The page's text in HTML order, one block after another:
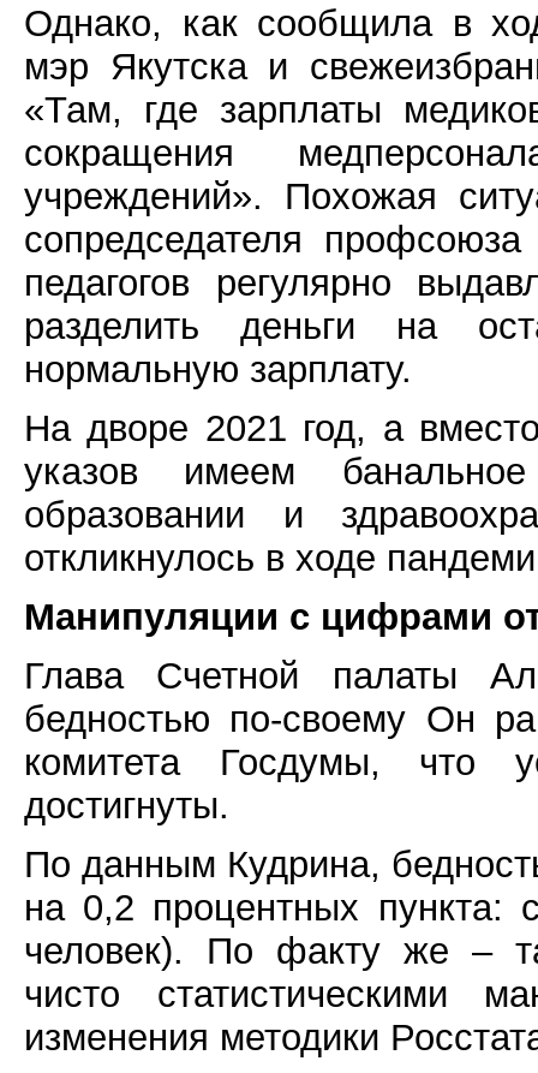
Однако, как сообщила в
мэр Якутска и
«Там, где зарплаты
сокращения
учреждений». Похожая
сопредседателя
педагогов регулярно
разделить деньги на
нормальную зарплату.
На дворе 2021 год, а
указов имеем
образовании и
откликнулось в ходе
Манипуляции с цифрами
Глава Счетной палаты
бедностью по-своему Он
комитета Госдумы, что
достигнуты.
По данным Кудрина,
на 0,2 процентных
человек). По факту же –
чисто статистическими
изменения методики